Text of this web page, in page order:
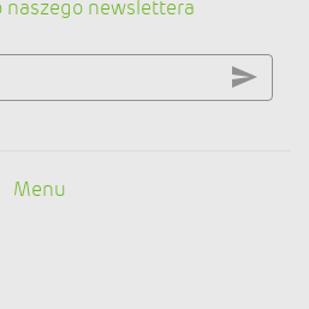
naszego newslettera
Menu